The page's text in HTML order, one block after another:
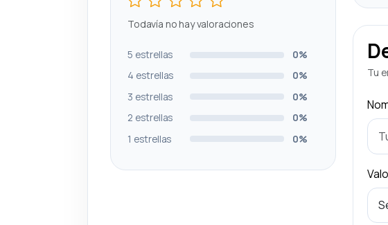
Todavía no hay valoraciones
5 estrellas
0%
4 estrellas
0%
3 estrellas
0%
2 estrellas
0%
1 estrellas
0%
Tu